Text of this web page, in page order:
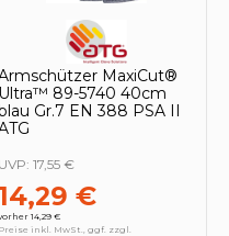
MaxiCut®
Ultra™ 89-5740 40cm
Gr.7 EN 388 PSA II
€
14,29 €
UVP: 17,55 €
Preise inkl. MwSt., ggf. zzgl.